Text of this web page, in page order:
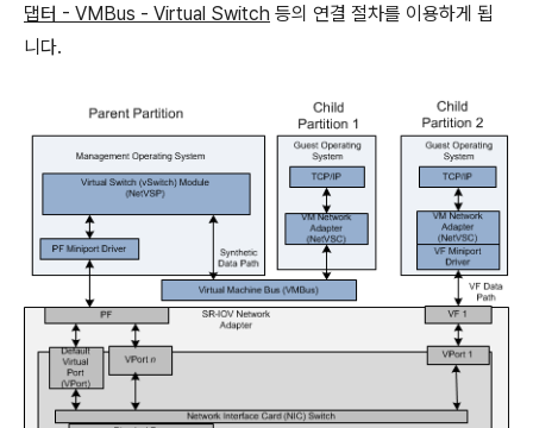
댑터 - VMBus - Virtual Switch 등의 연결 절차를 이용하게 됩
니다.